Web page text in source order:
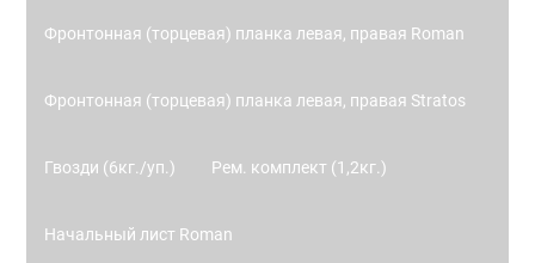
Фронтонная (торцевая) планка левая, правая Roman
Фронтонная (торцевая) планка левая, правая Stratos
Гвозди (6кг./уп.) Рем. комплект (1,2кг.)
Начальный лист Roman